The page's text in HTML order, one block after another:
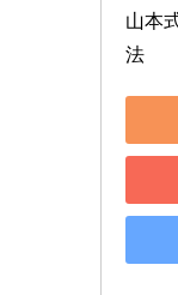
山本
法